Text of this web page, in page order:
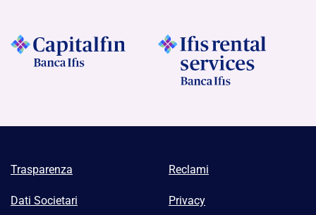
Trasparenza Reclami
Dati Societari Privacy